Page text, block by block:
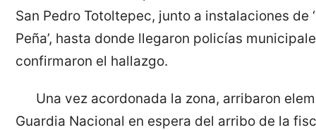
San Pedro Totoltepec, junto a instalaciones de
Peña’, hasta donde llegaron policías
confirmaron el hallazgo.
Una vez acordonada la zona, arribaron
Guardia Nacional en espera del arribo de la